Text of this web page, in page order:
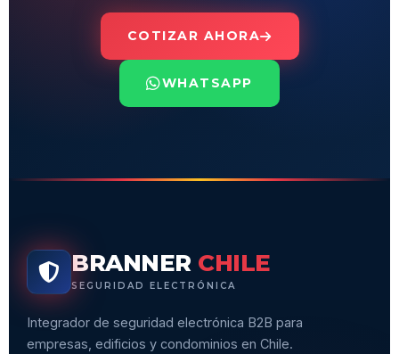
COTIZAR AHORA
WHATSAPP
BRANNER CHILE
SEGURIDAD ELECTRÓNICA
Integrador de seguridad electrónica B2B para
empresas, edificios y condominios en Chile.